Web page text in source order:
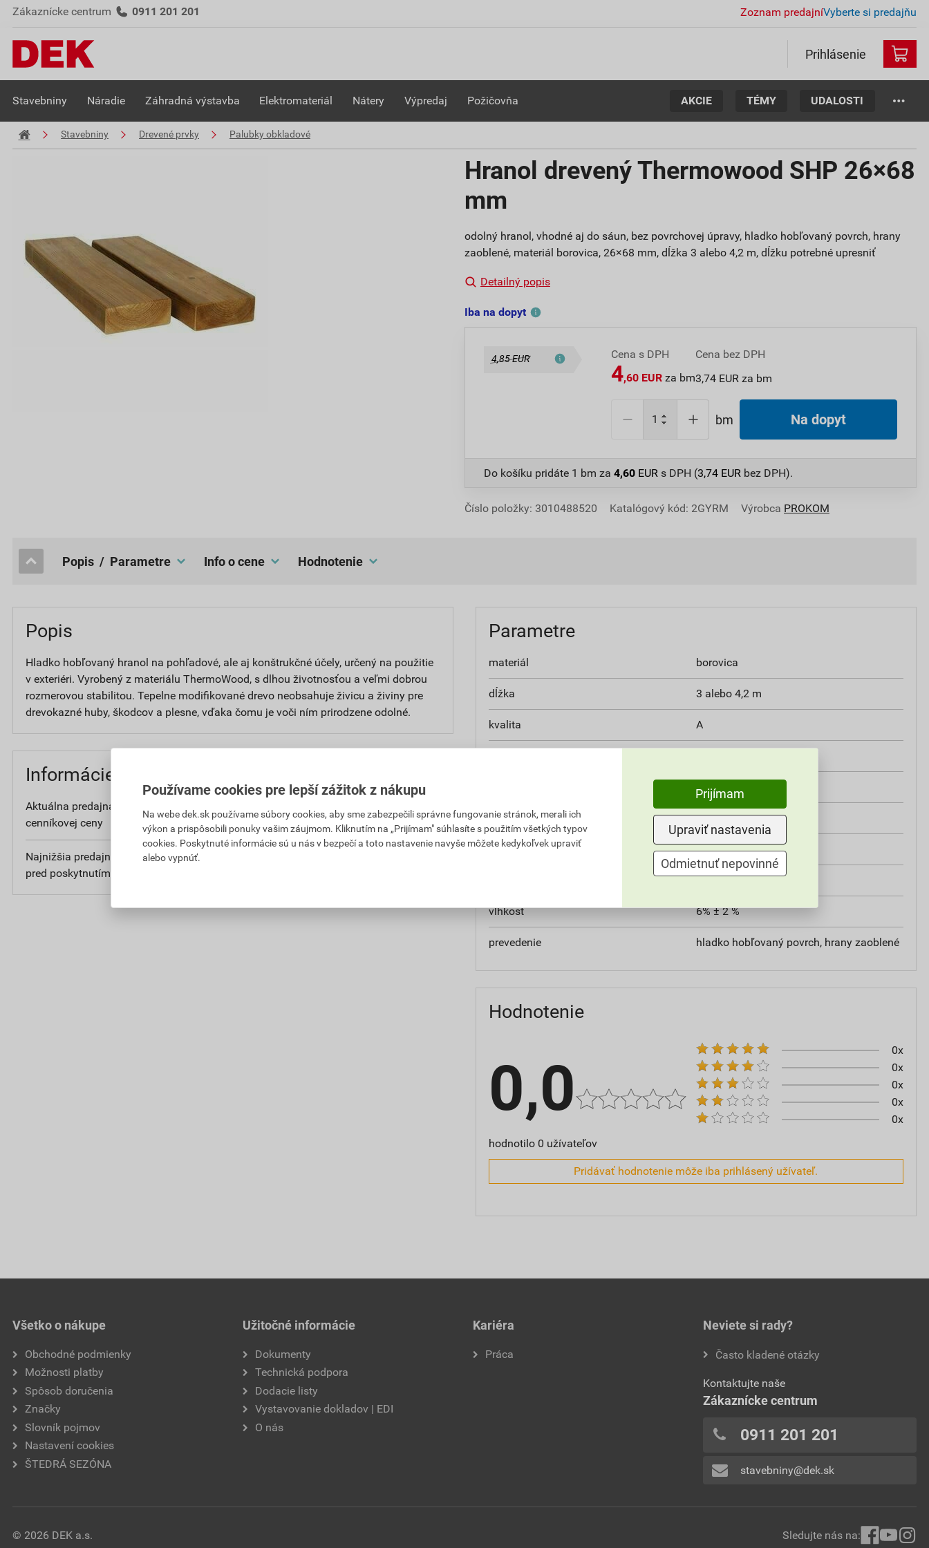
Zákaznícke centrum 0911 201 201 Zoznam predajníVyberte si predajňu
Prihlásenie
Stavebniny Náradie Záhradná výstavba Elektromateriál Nátery Výpredaj Požičovňa AKCIE TÉMY UDALOSTI
Stavebniny Drevené prvky Palubky obkladové
Hranol drevený Thermowood SHP 26×68
mm
odolný hranol, vhodné aj do sáun, bez povrchovej úpravy, hladko hobľovaný povrch, hrany
zaoblené, materiál borovica, 26×68 mm, dĺžka 3 alebo 4,2 m, dĺžku potrebné upresniť
Detailný popis
Iba na dopyt
4,85 EUR Cena s DPH
4,60 EUR za bm
Cena bez DPH
3,74 EUR za bm
bm Na dopyt
Do košíku pridáte 1 bm za 4,60 EUR s DPH (3,74 EUR bez DPH).
Číslo položky: 3010488520 Katalógový kód: 2GYRM Výrobca PROKOM
popis / Parametre Info o cene hodnotenie
Popis
Hladko hobľovaný hranol na pohľadové, ale aj konštrukčné účely, určený na použitie
v exteriéri. Vyrobený z materiálu ThermoWood, s dlhou životnosťou a veľmi dobrou
rozmerovou stabilitou. Tepelne modifikované drevo neobsahuje živicu a živiny pre
drevokazné huby, škodcov a plesne, vďaka čomu je voči ním prirodzene odolné.
Informácie o cene
Aktuálna predajná cena po zľave 5% z
cenníkovej ceny
bez DPH za bm s DPH za bm
Najnižšia predajná cena v období 30 dní
pred poskytnutím zľavy
Parametre
materiál borovica
dĺžka 3 alebo 4,2 m
kvalita A
26 mm
šírka 68 mm
povrchová úprava bez povrchovej úpravy
26×68 mm
vlhkosť 6% ± 2 %
prevedenie hladko hobľovaný povrch, hrany zaoblené
Hodnotenie
0,0
hodnotilo 0 užívateľov
0x
0x
0x
0x
0x
Pridávať hodnotenie môže iba prihlásený užívateľ.
Všetko o nákupe
Obchodné podmienky
Možnosti platby
Spôsob doručenia
Značky
Slovník pojmov
Nastavení cookies
ŠTEDRÁ SEZÓNA
Užitočné informácie
Dokumenty
Technická podpora
Dodacie listy
Vystavovanie dokladov | EDI
O nás
Kariéra
Práca
Neviete si rady?
Často kladené otázky
Kontaktujte naše
Zákaznícke centrum
0911 201 201
stavebniny@dek.sk
© 2026 DEK a.s. Sledujte nás na:
Používame cookies pre lepší zážitok z nákupu
Na webe dek.sk používame súbory cookies, aby sme zabezpečili správne fungovanie stránok, merali ich
výkon a prispôsobili ponuky vašim záujmom. Kliknutím na „Prijímam" súhlasíte s použitím všetkých typov
cookies. Poskytnuté informácie sú u nás v bezpečí a toto nastavenie navyše môžete kedykoľvek upraviť
alebo vypnúť.
Prijímam
Upraviť nastavenia
Odmietnuť nepovinné